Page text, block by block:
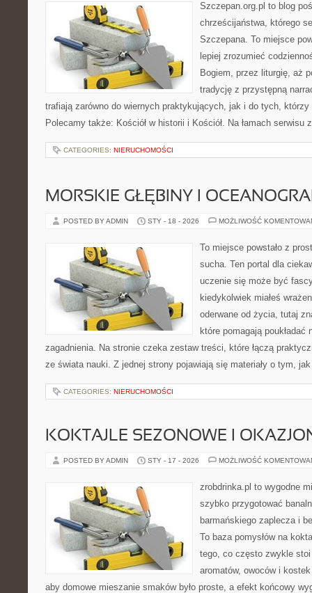
Szczepan.org.pl to blog
chrześcijaństwa, którego
Szczepana. To miejsce
lepiej zrozumieć
Bogiem, przez liturgię, aż
tradycję z przystępną
trafiają zarówno do wiernych praktykujących, jak i do tych, którzy
Polecamy także: Kościół w historii i Kościół. Na łamach
CATEGORIES: NIERUCHOMOŚCI
MORSKIE GŁĘBINY I
POSTED BY ADMIN STY - 18 - 2026 MOŻLIWOŚĆ
To miejsce powstało z
sucha. Ten portal dla
uczenie się może być
kiedykolwiek miałeś
oderwane od życia, tutaj
które pomagają poukładać
zagadnienia. Na stronie czeka zestaw treści, które łączą
ze świata nauki. Z jednej strony pojawiają się materiały o tym,
CATEGORIES: NIERUCHOMOŚCI
KOKTAJLE SEZONOWE I
POSTED BY ADMIN STY - 17 - 2026 MOŻLIWOŚĆ
zrobdrinka.pl to wygodne
szybko przygotować
barmańskiego zaplecza i
To baza pomysłów na
tego, co często zwykle
aromatów, owoców i
aby domowe mieszanie smaków było proste, a efekt końcowy